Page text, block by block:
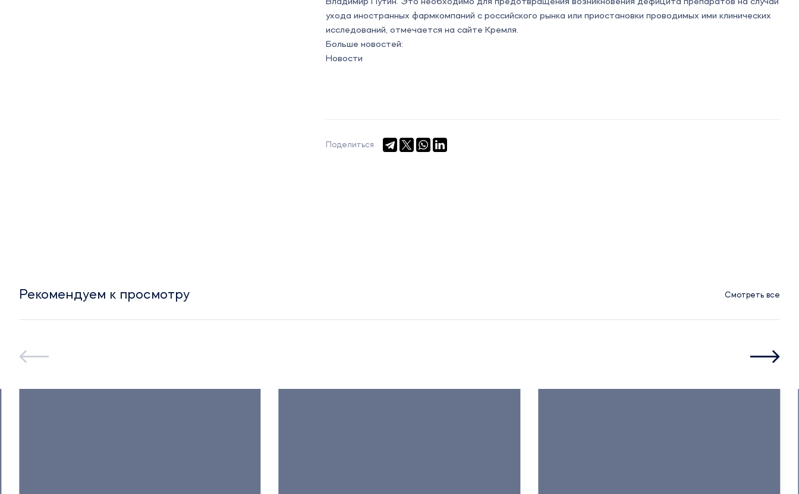
ухода иностранных фармкомпаний с российского рынка или приостановки проводимых ими клинических
исследований, отмечается на сайте Кремля.
Больше новостей:
Новости
Поделиться
Рекомендуем к просмотру Смотреть все